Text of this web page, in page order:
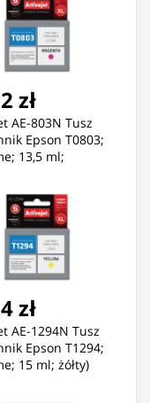
zł
AE-803N Tusz
Epson T0803;
13,5 ml;
zł
AE-1294N Tusz
Epson T1294;
15 ml; żółty)